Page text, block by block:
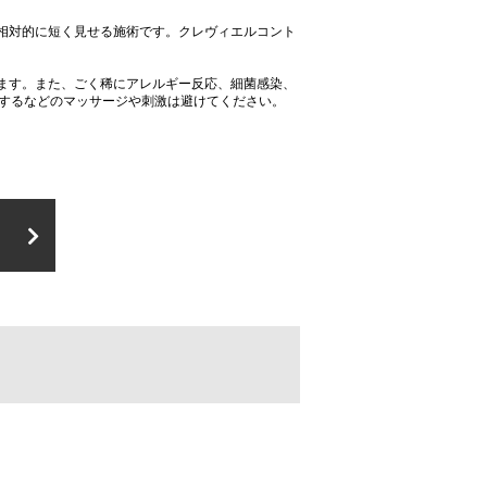
的に短く見せる施術です。クレヴィエルコント
。また、ごく稀にアレルギー反応、細菌感染、
などのマッサージや刺激は避けてください。